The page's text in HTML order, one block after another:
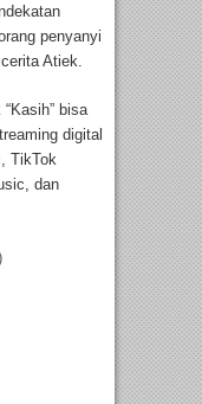
penyanyi
Atiek.
bisa
digital
TikTok
dan